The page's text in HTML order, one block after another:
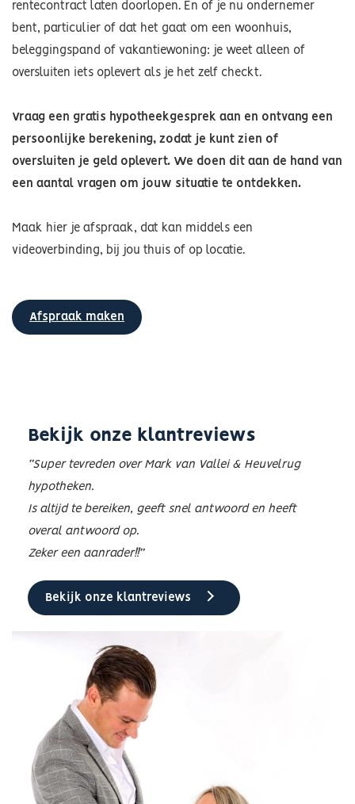
rentecontract laten doorlopen. En of je nu ondernemer
bent, particulier of dat het gaat om een woonhuis,
beleggingspand of vakantiewoning: je weet alleen of
oversluiten iets oplevert als je het zelf checkt.
Vraag een gratis hypotheekgesprek aan en ontvang een
persoonlijke berekening, zodat je kunt zien of
oversluiten je geld oplevert. We doen dit aan de hand van
een aantal vragen om jouw situatie te ontdekken.
Maak hier je afspraak, dat kan middels een
videoverbinding, bij jou thuis of op locatie.
Afspraak maken
Bekijk onze klantreviews
“Super tevreden over Mark van Vallei & Heuvelrug
hypotheken.
Is altijd te bereiken, geeft snel antwoord en heeft
overal antwoord op.
Zeker een aanrader!!”
Bekijk onze klantreviews